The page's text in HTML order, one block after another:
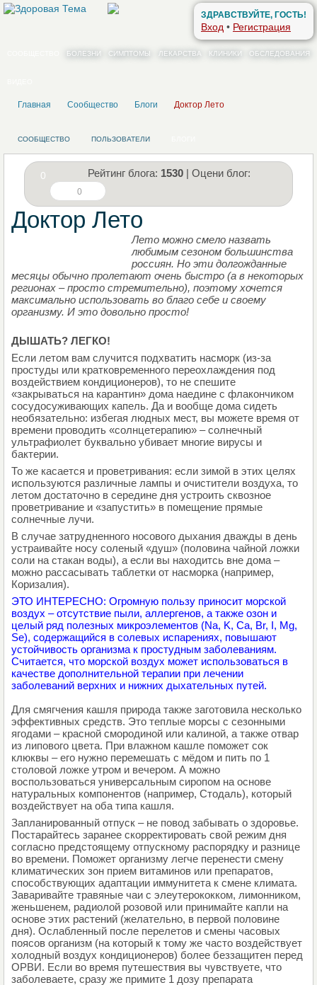
ЗДРАВСТВУЙТЕ, ГОСТЬ!
Вход • Регистрация
БОЛЕЗНИ СИМПТОМЫ ЛЕКАРСТВА КЛИНИКИ ОБСЛЕДОВАНИЯ
Главная Сообщество Блоги Доктор Лето
СООБЩЕСТВО ПОЛЬЗОВАТЕЛИ
0 Рейтинг блога: 1530 | Оцени блог:
0
Доктор Лето
Лето можно смело назвать
любимым сезоном большинства
россиян. Но эти долгожданные
месяцы обычно пролетают очень быстро (а в некоторых
регионах – просто стремительно), поэтому хочется
максимально использовать во благо себе и своему
организму. И это довольно просто!
ДЫШАТЬ? ЛЕГКО!
Если летом вам случится подхватить насморк (из-за
простуды или кратковременного переохлаждения под
воздействием кондиционеров), то не спешите
«закрываться на карантин» дома наедине с флакончиком
сосудосуживающих капель. Да и вообще дома сидеть
необязательно: избегая людных мест, вы можете время от
времени проводить «солнцетерапию» – солнечный
ультрафиолет буквально убивает многие вирусы и
бактерии.
То же касается и проветривания: если зимой в этих целях
используются различные лампы и очистители воздуха, то
летом достаточно в середине дня устроить сквозное
проветривание и «запустить» в помещение прямые
солнечные лучи.
В случае затрудненного носового дыхания дважды в день
устраивайте носу соленый «душ» (половина чайной ложки
соли на стакан воды), а если вы находитсь вне дома –
можно рассасывать таблетки от насморка (например,
Коризалия).
ЭТО ИНТЕРЕСНО: Огромную пользу приносит морской
воздух – отсутствие пыли, аллергенов, а также озон и
целый ряд полезных микроэлементов (Na, K, Ca, Br, I, Mg,
Se), содержащийся в солевых испарениях, повышают
устойчивость организма к простудным заболеваниям.
Считается, что морской воздух может использоваться в
качестве дополнительной терапии при лечении
заболеваний верхних и нижних дыхательных путей.
Для смягчения кашля природа также заготовила несколько
эффективных средств. Это теплые морсы с сезонными
ягодами – красной смородиной или калиной, а также отвар
из липового цвета. При влажном кашле поможет сок
клюквы – его нужно перемешать с мёдом и пить по 1
столовой ложке утром и вечером. А можно
воспользоваться универсальным сиропом на основе
натуральных компонентов (например, Стодаль), который
воздействует на оба типа кашля.
Запланированный отпуск – не повод забывать о здоровье.
Постарайтесь заранее скорректировать свой режим дня
согласно предстоящему отпускному распорядку и разнице
во времени. Поможет организму легче перенести смену
климатических зон прием витаминов или препаратов,
способствующих адаптации иммунитета к смене климата.
Заваривайте травяные чаи с элеутерококком, лимонником,
женьшенем, радиолой розовой или принимайте капли на
основе этих растений (желательно, в первой половине
дня). Ослабленный после перелетов и смены часовых
поясов организм (на который к тому же часто воздействует
холодный воздух кондиционеров) более беззащитен перед
ОРВИ. Если во время путешествия вы чувствуете, что
заболеваете, сразу же примите 1 дозу препарата